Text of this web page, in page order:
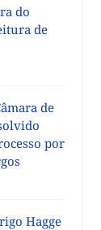
do
de
de
por
Hagge